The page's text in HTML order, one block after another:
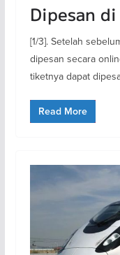
Dipesan
[1/3]. Setelah
dipesan secara
tiketnya dapat
Read More